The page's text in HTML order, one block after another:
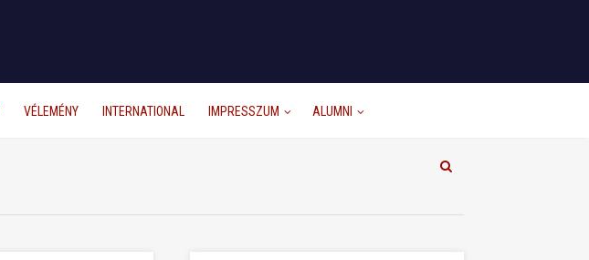
VÉLEMÉNY INTERNATIONAL IMPRESSZUM ALUMNI